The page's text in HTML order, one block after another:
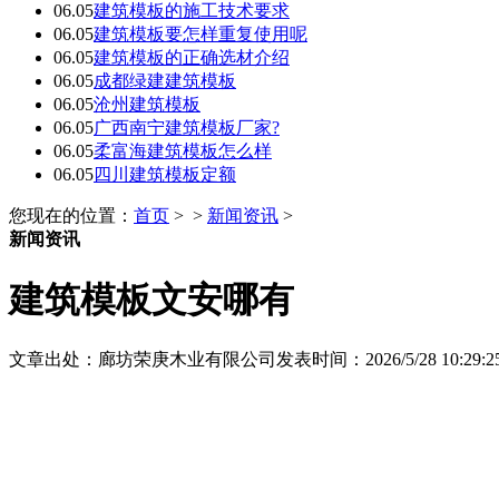
06.05建筑模板的施工技术要求
06.05建筑模板要怎样重复使用呢
06.05建筑模板的正确选材介绍
06.05成都绿建建筑模板
06.05沧州建筑模板
06.05广西南宁建筑模板厂家?
06.05柔富海建筑模板怎么样
06.05四川建筑模板定额
您现在的位置： 首页 > > 新闻资讯 >
新闻资讯
建筑模板文安哪有
文章出处：廊坊荣庚木业有限公司 发表时间：2026/5/28